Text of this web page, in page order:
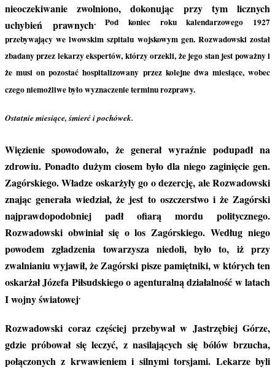
nieoczekiwanie zwolniono, dokonując przy tym licznych
uchybień prawnych. Pod koniec roku kalendarzowego 1927
przebywający we lwowskim szpitalu wojskowym gen. Rozwadowski został
zbadany przez lekarzy ekspertów, którzy orzekli, że jego stan jest poważny i
że musi on pozostać hospitalizowany przez kolejne dwa miesiące, wobec
czego niemożliwe było wyznaczenie terminu rozprawy.
Ostatnie miesiące, śmierć i pochówek.
Więzienie spowodowało, że generał wyraźnie podupadł na
zdrowiu. Ponadto dużym ciosem było dla niego zaginięcie gen.
Zagórskiego. Władze oskarżyły go o dezercję, ale Rozwadowski
znając generała wiedział, że jest to oszczerstwo i że Zagórski
najprawdopodobniej padł ofiarą mordu politycznego.
Rozwadowski obwiniał się o los Zagórskiego. Według niego
powodem zgładzenia towarzysza niedoli, było to, iż przy
zwalnianiu wyjawił, że Zagórski pisze pamiętniki, w których ten
oskarżał Józefa Piłsudskiego o agenturalną działalność w latach
I wojny światowej.
Rozwadowski coraz częściej przebywał w Jastrzębiej Górze,
gdzie próbował się leczyć, z nasilających się bólów brzucha,
połączonych z krwawieniem i silnymi torsjami. Lekarze byli